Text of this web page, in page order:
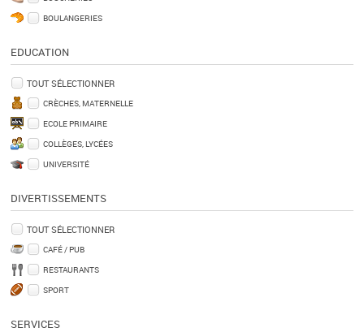
BOULANGERIES
EDUCATION
TOUT SÉLECTIONNER
CRÈCHES, MATERNELLE
ECOLE PRIMAIRE
COLLÈGES, LYCÉES
UNIVERSITÉ
DIVERTISSEMENTS
TOUT SÉLECTIONNER
CAFÉ / PUB
RESTAURANTS
SPORT
SERVICES